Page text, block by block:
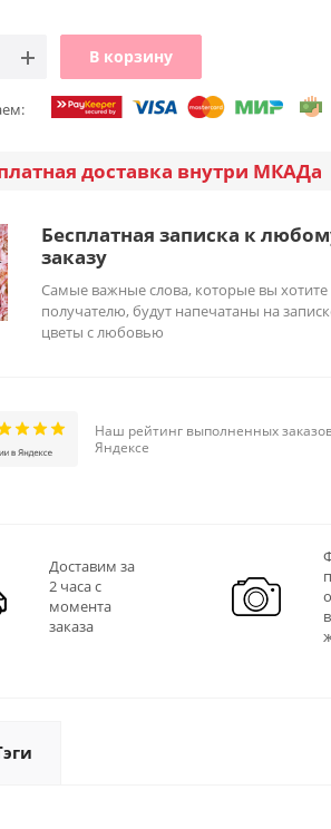
В корзину
доставка внутри МКАДа
Бесплатная записка к
заказу
Самые важные слова, которые вы хотите
получателю, будут напечатаны на
цветы с любовью
Наш рейтинг выполненных
Яндексе
Доставим за
2 часа с
момента
заказа